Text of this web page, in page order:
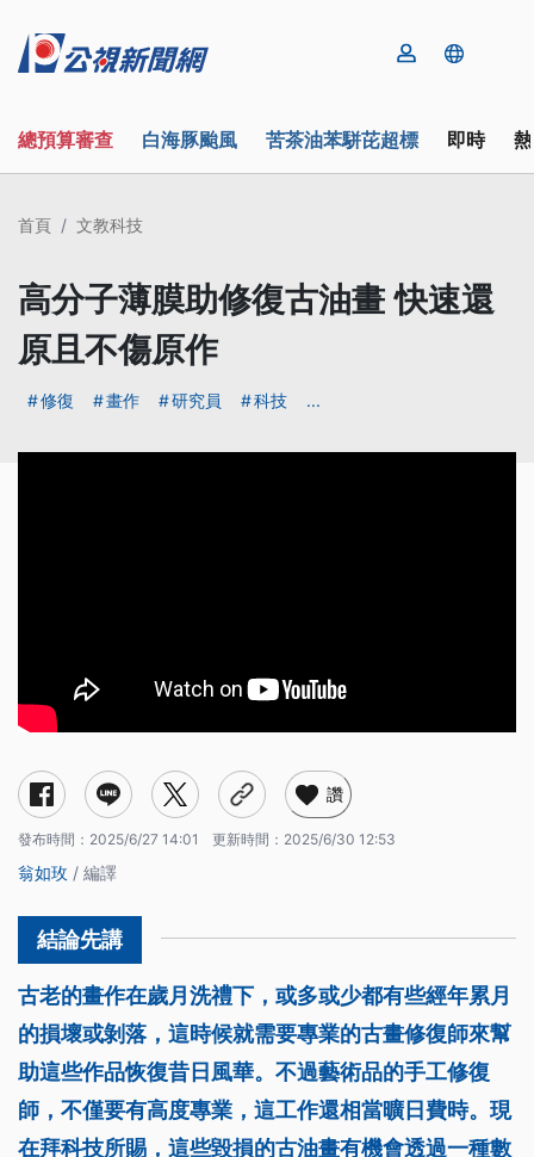
總預算審查 白海豚颱風 苦茶油苯駢芘超標 即時
首頁 文教科技
高分子薄膜助修復古油畫 快速還
原且不傷原作
修復 畫作 研究員 科技 ...
讚
發布時間： 2025/6/27 14:01 更新時間： 2025/6/30 12:53
翁如玫 / 編譯
古老的畫作在歲月洗禮下，或多或少都有些經年累月
的損壞或剝落，這時候就需要專業的古畫修復師來幫
助這些作品恢復昔日風華。不過藝術品的手工修復
師，不僅要有高度專業，這工作還相當曠日費時。現
在拜科技所賜，這些毀損的古油畫有機會透過一種數